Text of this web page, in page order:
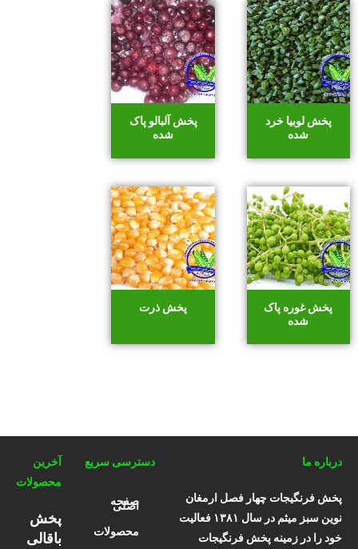
پخش لوبیا خرد
شده
پخش آلبالو پاک
شده
پخش غوره پاک
شده
پخش ذرت
درباره ما
پخش فرنگیجات چهار فصل ارمغان
نوین سبز میثم در سال ۱۳۸۱ فعالیت
خود را در زمینه پخش فرنگیجات
دسترسی سریع
صفحه
اصلی
محصولات
آخرین
محصولات
پخش
باقالی